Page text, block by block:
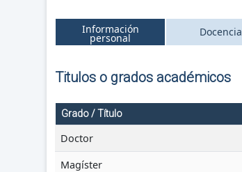
Información
personal Docencia
Titulos o grados académicos
Grado / Título
Doctor
Magíster